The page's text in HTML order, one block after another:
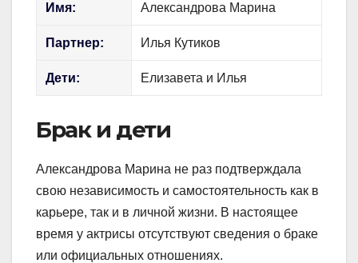
Имя: Александрова Марина
Партнер: Илья Кутиков
Дети: Елизавета и Илья
Брак и дети
Александрова Марина не раз подтверждала
свою независимость и самостоятельность как в
карьере, так и в личной жизни. В настоящее
время у актрисы отсутствуют сведения о браке
или официальных отношениях.